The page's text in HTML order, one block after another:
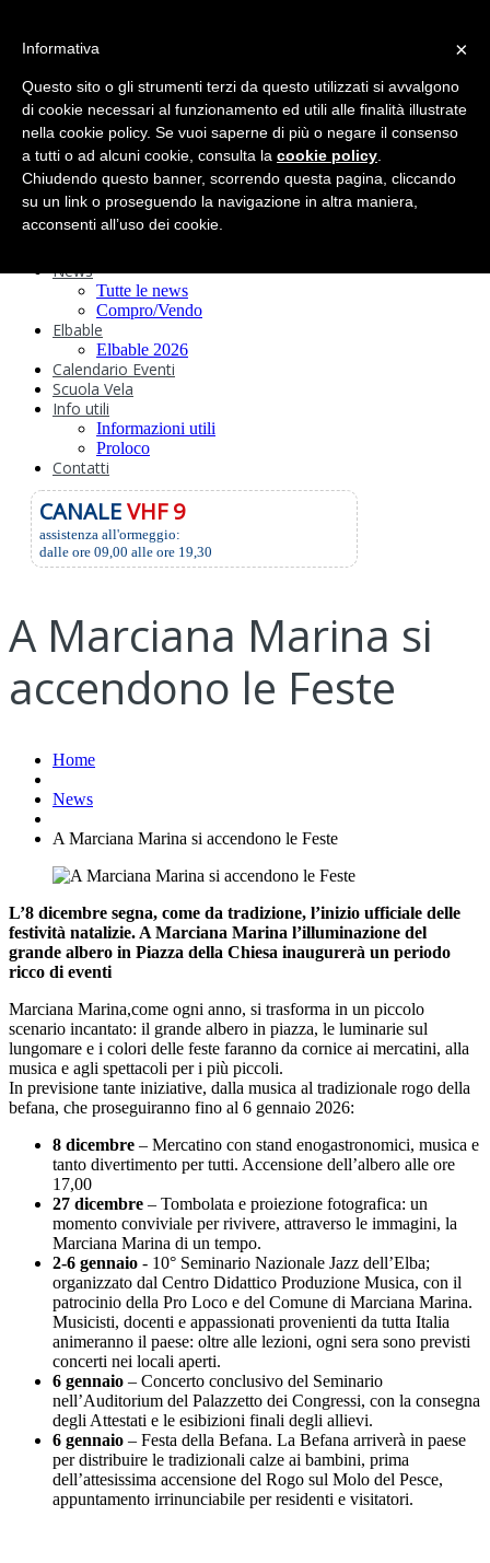
Circolo
Statuto e
Regolamenti
Storia
Ormeggi
Sede e Servizi
Attività
Safeguarding
News
Tutte le news
Compro/Vendo
Elbable
Elbable 2026
Calendario Eventi
Scuola Vela
Info utili
Informazioni utili
Proloco
Contatti
CANALEVHF 9
assistenza all'ormeggio:
dalle ore 09,00 alle ore 19,30
A Marciana Marina si
accendono le Feste
Home
News
A Marciana Marina si accendono le Feste
L’8 dicembre segna, come da tradizione, l’inizio ufficiale delle
festività natalizie. A Marciana Marina l’illuminazione del
grande albero in Piazza della Chiesa inaugurerà un periodo
ricco di eventi
Marciana Marina,come ogni anno, si trasforma in un piccolo
scenario incantato: il grande albero in piazza, le luminarie sul
lungomare e i colori delle feste faranno da cornice ai mercatini, alla
musica e agli spettacoli per i più piccoli.
In previsione tante iniziative, dalla musica al tradizionale rogo della
befana, che proseguiranno fino al 6 gennaio 2026:
8 dicembre – Mercatino con stand enogastronomici, musica e
tanto divertimento per tutti. Accensione dell’albero alle ore
17,00
27 dicembre – Tombolata e proiezione fotografica: un
momento conviviale per rivivere, attraverso le immagini, la
Marciana Marina di un tempo.
2-6 gennaio - 10° Seminario Nazionale Jazz dell’Elba;
organizzato dal Centro Didattico Produzione Musica, con il
patrocinio della Pro Loco e del Comune di Marciana Marina.
Musicisti, docenti e appassionati provenienti da tutta Italia
animeranno il paese: oltre alle lezioni, ogni sera sono previsti
concerti nei locali aperti.
6 gennaio – Concerto conclusivo del Seminario
nell’Auditorium del Palazzetto dei Congressi, con la consegna
degli Attestati e le esibizioni finali degli allievi.
6 gennaio – Festa della Befana. La Befana arriverà in paese
per distribuire le tradizionali calze ai bambini, prima
dell’attesissima accensione del Rogo sul Molo del Pesce,
appuntamento irrinunciabile per residenti e visitatori.
×
Informativa
Questo sito o gli strumenti terzi da questo utilizzati si avvalgono
di cookie necessari al funzionamento ed utili alle finalità illustrate
nella cookie policy. Se vuoi saperne di più o negare il consenso
a tutti o ad alcuni cookie, consulta la cookie policy
Chiudendo questo banner, scorrendo questa pagina, cliccando
su un link o proseguendo la navigazione in altra maniera,
acconsenti all’uso dei cookie.